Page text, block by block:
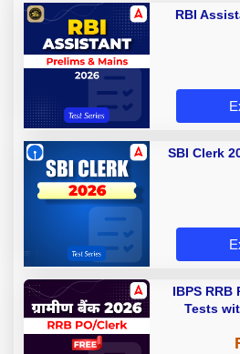
RBI
SBI Clerk
IBPS RRB
Tests